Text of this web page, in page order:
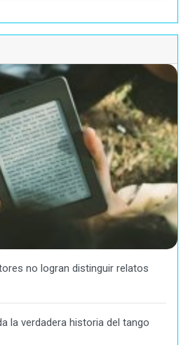
no logran distinguir relatos
la verdadera historia del tango